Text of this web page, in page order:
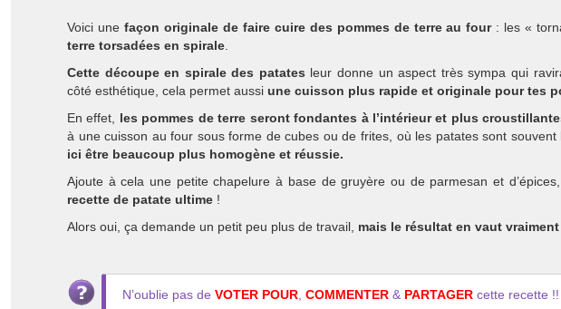
Voici une façon originale de faire cuire des pommes de terre au four: les «
terre torsadées en spirale
Cette découpe en spirale des patates leur donne un aspect très sympa qui
côté esthétique, cela permet aussi une cuisson plus rapide et originale pour tes
En effet, les pommes de terre seront fondantes à l’intérieur et plus
à une cuisson au four sous forme de cubes ou de frites, où les patates sont souvent
ici être beaucoup plus homogène et réussie.
Ajoute à cela une petite chapelure à base de gruyère ou de parmesan et
recette de patate ultime !
Alors oui, ça demande un petit peu plus de travail, mais le résultat en vaut
N’oublie pas de VOTER POUR COMMENTER & PARTAGER cette recette !!